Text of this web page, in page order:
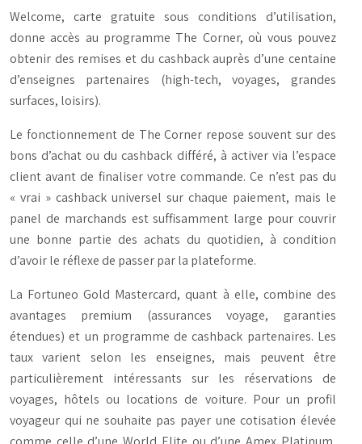
Welcome, carte gratuite sous conditions d’utilisation,
donne accès au programme The Corner, où vous pouvez
obtenir des remises et du cashback auprès d’une centaine
d’enseignes partenaires (high-tech, voyages, grandes
surfaces, loisirs).
Le fonctionnement de The Corner repose souvent sur des
bons d’achat ou du cashback différé, à activer via l’espace
client avant de finaliser votre commande. Ce n’est pas du
« vrai » cashback universel sur chaque paiement, mais le
panel de marchands est suffisamment large pour couvrir
une bonne partie des achats du quotidien, à condition
d’avoir le réflexe de passer par la plateforme.
La Fortuneo Gold Mastercard, quant à elle, combine des
avantages premium (assurances voyage, garanties
étendues) et un programme de cashback partenaires. Les
taux varient selon les enseignes, mais peuvent être
particulièrement intéressants sur les réservations de
voyages, hôtels ou locations de voiture. Pour un profil
voyageur qui ne souhaite pas payer une cotisation élevée